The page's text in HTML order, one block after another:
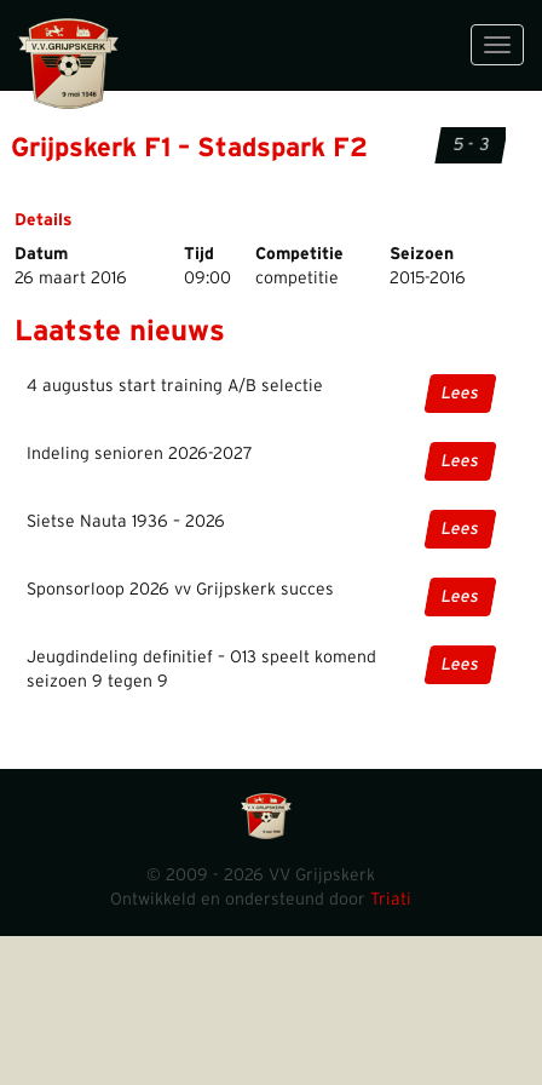
Grijpskerk F1 – Stadspark F2 5 - 3
Details
Datum
Tijd Competitie
Seizoen
26 maart 2016
09:00 competitie 2015-2016
Laatste nieuws
4 augustus start training A/B selectie Lees
Indeling senioren 2026-2027 Lees
Sietse Nauta 1936 – 2026 Lees
Sponsorloop 2026 vv Grijpskerk succes Lees
Jeugdindeling definitief – O13 speelt komend
seizoen 9 tegen 9
Lees
© 2009 - 2026 VV Grijpskerk
Ontwikkeld en ondersteund door Triati